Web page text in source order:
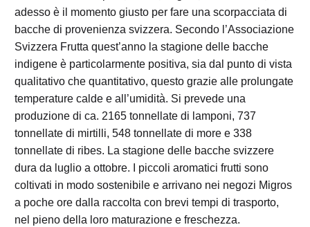
adesso è il momento giusto per fare una scorpacciata di
bacche di provenienza svizzera. Secondo l’Associazione
Svizzera Frutta quest’anno la stagione delle bacche
indigene è particolarmente positiva, sia dal punto di vista
qualitativo che quantitativo, questo grazie alle prolungate
temperature calde e all’umidità. Si prevede una
produzione di ca. 2165 tonnellate di lamponi, 737
tonnellate di mirtilli, 548 tonnellate di more e 338
tonnellate di ribes. La stagione delle bacche svizzere
dura da luglio a ottobre. I piccoli aromatici frutti sono
coltivati in modo sostenibile e arrivano nei negozi Migros
a poche ore dalla raccolta con brevi tempi di trasporto,
nel pieno della loro maturazione e freschezza.